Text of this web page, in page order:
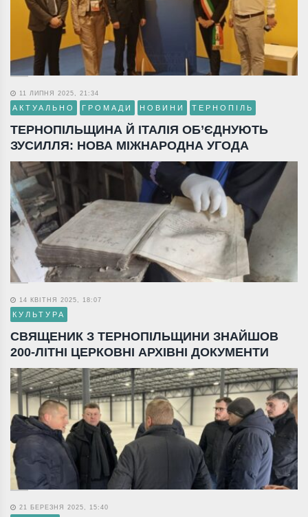
11 ЛИПНЯ 2025, 21:34
АКТУАЛЬНО ГРОМАДИ НОВИНИ ТЕРНОПІЛЬ
ТЕРНОПІЛЬЩИНА Й ІТАЛІЯ ОБ’ЄДНУЮТЬ
ЗУСИЛЛЯ: НОВА МІЖНАРОДНА УГОДА
14 КВІТНЯ 2025, 18:07
КУЛЬТУРА
СВЯЩЕНИК З ТЕРНОПІЛЬЩИНИ ЗНАЙШОВ
200-ЛІТНІ ЦЕРКОВНІ АРХІВНІ ДОКУМЕНТИ
21 БЕРЕЗНЯ 2025, 15:40